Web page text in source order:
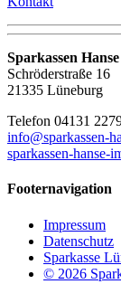
Sparkassen
Schröderstraße 16
21335 Lüneburg
Telefon 04131
info@sparkassen-
sparkassen-hanse-
Footernavigation
Impressum
Datenschutz
Sparkasse
© 2026